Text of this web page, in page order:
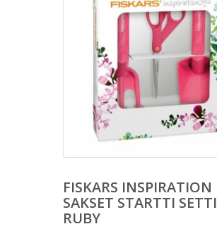
FISKARS INSPIRATION
SAKSET STARTTI SETTI
RUBY